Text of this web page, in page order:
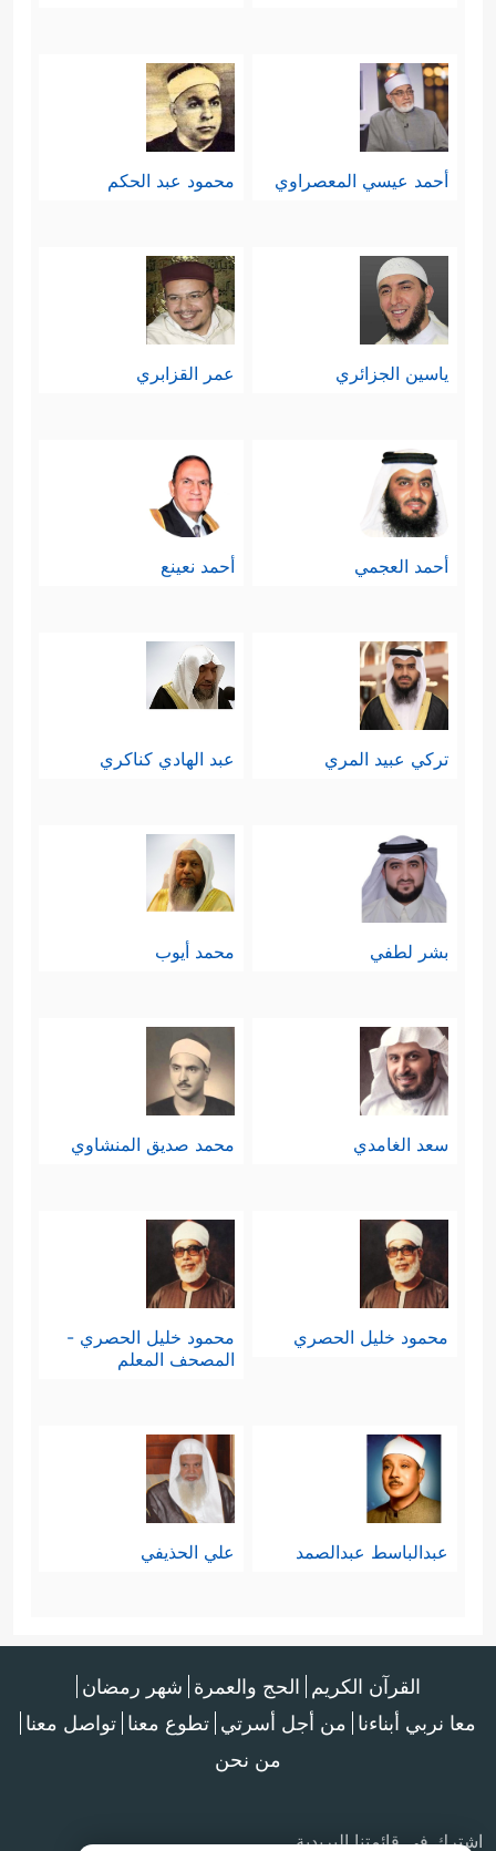
أحمد عيسي المعصراوي محمود عبد الحكم
ياسين الجزائري عمر القزابري
أحمد العجمي أحمد نعينع
تركي عبيد المري عبد الهادي كناكري
بشر لطفي محمد أيوب
سعد الغامدي محمد صديق المنشاوي
محمود خليل الحصري
محمود خليل الحصري -
المصحف المعلم
عبدالباسط عبدالصمد علي الحذيفي
القرآن الكريم الحج والعمرة شهر رمضان
معا نربي أبناءنا من أجل أسرتي تطوع معنا تواصل معنا
من نحن
اشترك في قائمتنا البريدية